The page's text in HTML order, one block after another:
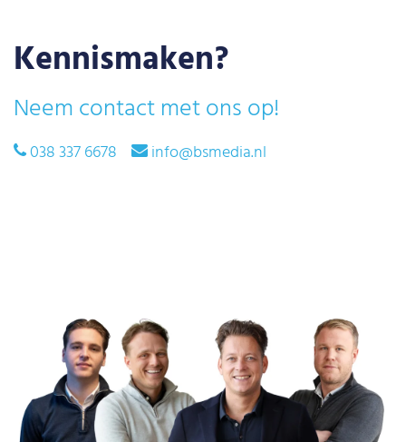
Kennismaken?
Neem contact met ons op!
038 337 6678 info@bsmedia.nl